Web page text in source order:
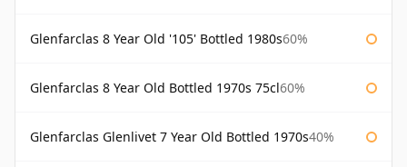
Glenfarclas 8 Year Old '105' Bottled 1980s60%
Glenfarclas 8 Year Old Bottled 1970s 75cl60%
Glenfarclas Glenlivet 7 Year Old Bottled 1970s40%